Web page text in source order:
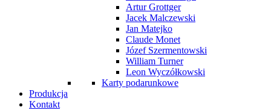
Artur Grottger
Jacek Malczewski
Jan Matejko
Claude Monet
Józef Szermentowski
William Turner
Leon Wyczółkowski
Karty podarunkowe
Produkcja
Kontakt